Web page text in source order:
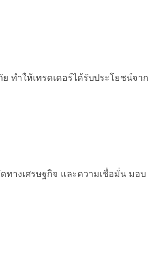
ทำให้เทรดเดอร์ได้รับประโยชน์จาก
างเศรษฐกิจ และความเชื่อมั่น มอบ